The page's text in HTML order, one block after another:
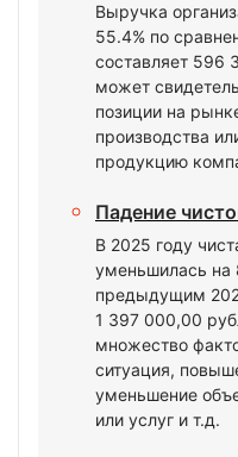
Выручка
55.4% по
составляет 596
может
позиции на
производства
продукцию
Падение
В 2025 году
уменьшилась на
предыдущим
1 397 000,00
множество
ситуация,
уменьшение
или услуг и т.д.